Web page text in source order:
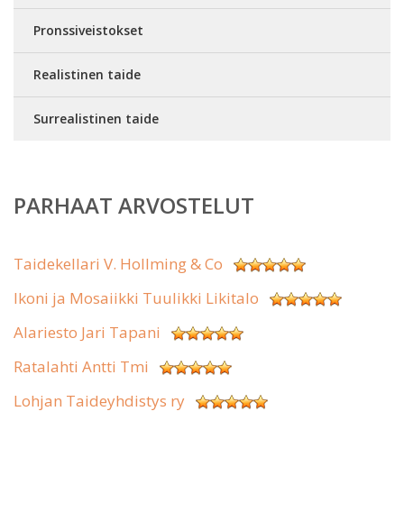
Pronssiveistokset
Realistinen taide
Surrealistinen taide
PARHAAT ARVOSTELUT
Taidekellari V. Hollming & Co
Ikoni ja Mosaiikki Tuulikki Likitalo
Alariesto Jari Tapani
Ratalahti Antti Tmi
Lohjan Taideyhdistys ry